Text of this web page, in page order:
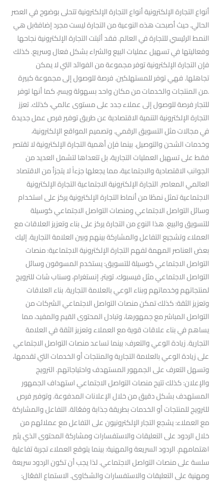
أنواع التجارة الإلكترونية أنواع التجارة الإلكترونية تتحلى بوضوح في العصر
الحالي. حيث أصبحت هذه النوعية من التجارة ليست مجرد إضافةبل هي
النمط الرئيسي للتجارة في العالم. فقد أثبتت التجارة الإلكترونية نجاحها
وفعاليتها في تسهيل عمليات البيع والشراء بشكل فعال وسريع. كذلك
فإن التجارة الإلكترونية توفر مجموعة من الفوائد التي لا يمكن
تجاهلها. فهي توفر للمستهلكين. فرصة للوصول إلى مجموعة كبيرة
.من المنتجات والخدمات من مكان واحد بسهولة ويسر، كما أنها توفر
للتجار فرصة للوصول إلى عملاء جدد على مستوى عالمي، كذلك. تعزز
التجارة الإلكترونية التنمية الاقتصادية عن طريق توفير فرص عمل جديدة
في مجالات مثل التسويق الرقمي. وتصميم المواقع الإلكترونية،
وخدمات الشحن والتوصيل. بينما فإن أهمية التجارة الإلكترونية لا تقتصر
فقط على تسهيل العمليات التجارية، بل تتعداها لتشمل العديد من
الجوانب الاقتصادية والاجتماعية، مما يجعلها جزءاً لا يتجزأ من الاقتصاد
العالمي المعاصر. التجارة الإلكترونية الاجتماعية التجارة الإلكترونية
الاجتماعية تمثل نمطًا من أنماط التجارة الإلكترونية يركز على استخدام
وسائل التواصل الاجتماعي ومنصات التواصل الاجتماعي كوسيلة
للتسويق والبيع. هذا النوع من التجارة يركز على بناء وتعزيز العلاقات مع
العملاء وتشجيع التفاعل والمشاركة بينهم وبين العلامة التجارية. إليك
بعض العناصر المهمة لفهم التجارة الإلكترونية الاجتماعية: منصات
التواصل الاجتماعي كوسيلة للتسويق: يستخدم المسوقون وسائل
التواصل الاجتماعي مثل فيسبوك. تويتر، إنستغرام، وسناب شات للترويج
لمنتجاتهم وخدماتهم وبناء الوعي بالعلامة التجارية. بناء العلاقات
وتعزيز الثقة: كذلك تمكن منصات التواصل الاجتماعي الشركات من
التواصل المباشر مع جمهورها، وتبادل المحتوى القيم والمفيد، مما
يساهم في بناء علاقات قوية مع العملاء وتعزيز الثقة في العلامة
التجارية. زيادة الوعي والتعرف: بينما تساعد منصات التواصل الاجتماعي
على زيادة الوعي بالعلامة التجارية والمنتجات أو الخدمات التي تقدمها،
وتسهل التعرف على الجمهور المستهدف واحتياجاتهم. الترويج
والإعلان: كذلك تتيح منصات التواصل الاجتماعي استهداف الجمهور
المستهدف بشكل دقيق من خلال الإعلانات المدفوعة. وتوفير فرص
للترويج للمنتجات أو الخدمات بطريقة جذابة وفعّالة. التفاعل والمشاركة
مع العملاء: يشجع التجار الإلكترونيون على التفاعل مع عملائهم من
خلال الردود على التعليقات والاستفسارات ومشاركة المحتوى الذي يثير
اهتمامهم. الردود السريعة والمهنية: بينما يتوقع العملاء تجربة تفاعلية
سلسة على منصات التواصل الاجتماعي. لذا يجب أن تكون الردود سريعة
ومهنية على التعليقات والاستفسارات والشكاوى. الاستماع الفعّال: